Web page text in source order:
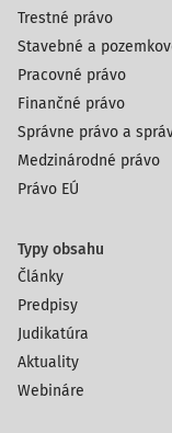
Trestné právo
Stavebné a
Pracovné právo
Finančné právo
Správne právo a
Medzinárodné právo
Právo EÚ
Typy obsahu
Články
Predpisy
Judikatúra
Aktuality
Webináre